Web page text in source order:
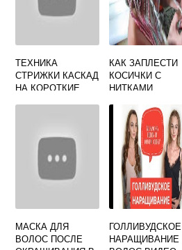
ТЕХНИКА
СТРИЖКИ КАСКАД
НА КОРОТКИЕ
КАК ЗАПЛЕСТИ
КОСИЧКИ С
НИТКАМИ
МАСКА ДЛЯ
ВОЛОС ПОСЛЕ
ГОЛЛИВУДСКОЕ
НАРАЩИВАНИЕ